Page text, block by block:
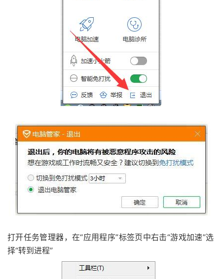
打开任务管理器，在“应用程序”标签页中右击“游戏加速”选
择“转到进程”